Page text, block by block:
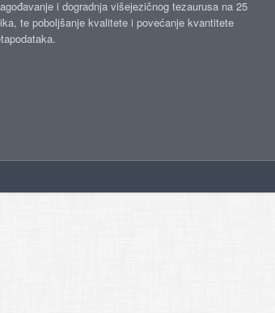
i dogradnja višejezičnog tezaurusa na 25
te poboljšanje kvalitete i povećanje kvantitete